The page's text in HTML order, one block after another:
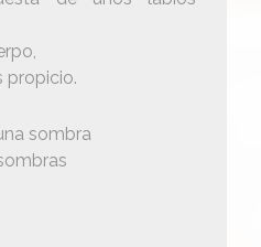
propicio.
sombra